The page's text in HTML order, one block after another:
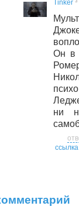
Tinker
Он в
ни
ссылка